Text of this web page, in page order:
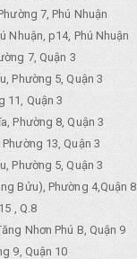
7, Phú Nhuận
Nhuận, p14, Phú Nhuận
7, Quận 3
Phường 5, Quận 3
11, Quận 3
Phường 8, Quận 3
13, Quận 3
Phường 5, Quận 3
Bửu), Phường 4,Quận 8
, Q.8
Nhơn Phú B, Quận 9
9, Quận 10